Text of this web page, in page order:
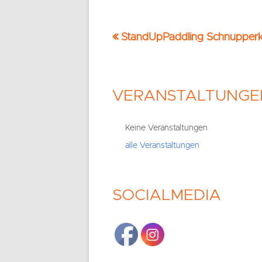
Beitrags-
Vorheriger
StandUpPaddling
Haupt-
Seitenleiste
Keine Veranstaltungen
alle Veranstaltungen
SOCIALMEDIA